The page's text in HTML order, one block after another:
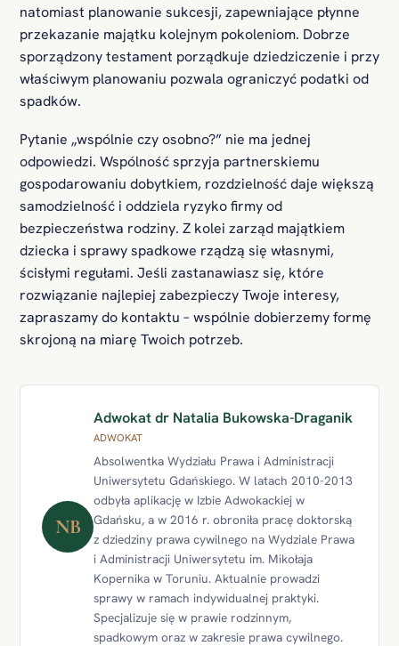
natomiast planowanie sukcesji, zapewniające płynne
przekazanie majątku kolejnym pokoleniom. Dobrze
sporządzony testament porządkuje dziedziczenie i przy
właściwym planowaniu pozwala ograniczyć podatki od
spadków.
Pytanie „wspólnie czy osobno?” nie ma jednej
odpowiedzi. Wspólność sprzyja partnerskiemu
gospodarowaniu dobytkiem, rozdzielność daje większą
samodzielność i oddziela ryzyko firmy od
bezpieczeństwa rodziny. Z kolei zarząd majątkiem
dziecka i sprawy spadkowe rządzą się własnymi,
ścisłymi regułami. Jeśli zastanawiasz się, które
rozwiązanie najlepiej zabezpieczy Twoje interesy,
zapraszamy do kontaktu – wspólnie dobierzemy formę
skrojoną na miarę Twoich potrzeb.
NB
Adwokat dr Natalia Bukowska-Draganik
ADWOKAT
Absolwentka Wydziału Prawa i Administracji
Uniwersytetu Gdańskiego. W latach 2010-2013
odbyła aplikację w Izbie Adwokackiej w
Gdańsku, a w 2016 r. obroniła pracę doktorską
z dziedziny prawa cywilnego na Wydziale Prawa
i Administracji Uniwersytetu im. Mikołaja
Kopernika w Toruniu. Aktualnie prowadzi
sprawy w ramach indywidualnej praktyki.
Specjalizuje się w prawie rodzinnym,
spadkowym oraz w zakresie prawa cywilnego.